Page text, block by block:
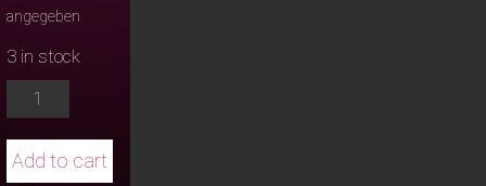
angegeben
3 in stock
ABBA
The
Tribute
Dinner
Add to cart